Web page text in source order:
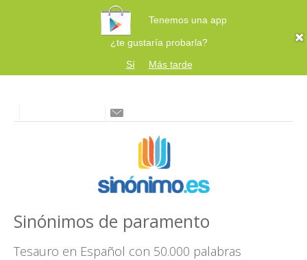
Tenemos una app
¿te gustaría probarla?
Sí
Más tarde
Sinónimos de paramento
Tesauro en Español con 50.000 palabras